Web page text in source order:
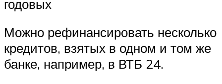
годовых
Можно рефинансировать несколько
кредитов, взятых в одном и том же
банке, например, в ВТБ 24.